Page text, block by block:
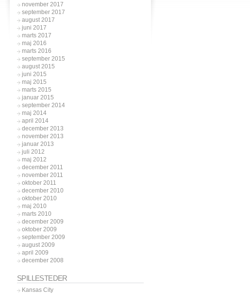
november 2017
september 2017
august 2017
juni 2017
marts 2017
maj 2016
marts 2016
september 2015
august 2015
juni 2015
maj 2015
marts 2015
januar 2015
september 2014
maj 2014
april 2014
december 2013
november 2013
januar 2013
juli 2012
maj 2012
december 2011
november 2011
oktober 2011
december 2010
oktober 2010
maj 2010
marts 2010
december 2009
oktober 2009
september 2009
august 2009
april 2009
december 2008
SPILLESTEDER
Kansas City